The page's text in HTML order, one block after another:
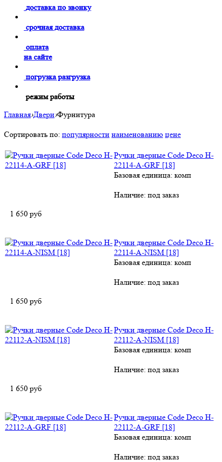
доставка по звонку
срочная доставка
оплата
на сайте
погрузка разгрузка
режим работы
Главная›Двери›Фурнитура
Сортировать по: популярности наименованию цене
Ручки дверные Code Deco H-
22114-A-GRF [18]
Базовая единица: комп
Наличие: под заказ
1 650 руб
Ручки дверные Code Deco H-
22114-A-NISM [18]
Базовая единица: комп
Наличие: под заказ
1 650 руб
Ручки дверные Code Deco H-
22112-A-NISM [18]
Базовая единица: комп
Наличие: под заказ
1 650 руб
Ручки дверные Code Deco H-
22112-A-GRF [18]
Базовая единица: комп
Наличие: под заказ